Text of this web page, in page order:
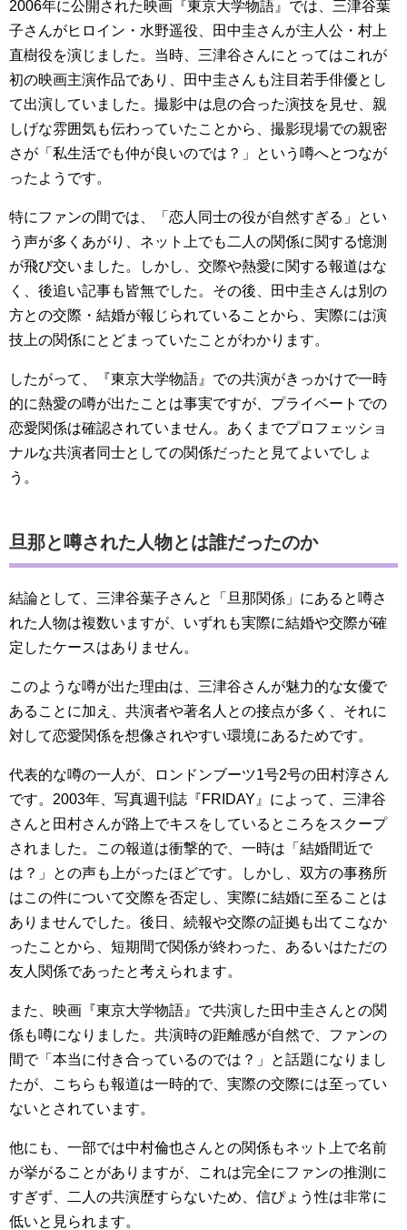
2006年に公開された映画『東京大学物語』では、三津谷葉
子さんがヒロイン・水野遥役、田中圭さんが主人公・村上
直樹役を演じました。当時、三津谷さんにとってはこれが
初の映画主演作品であり、田中圭さんも注目若手俳優とし
て出演していました。撮影中は息の合った演技を見せ、親
しげな雰囲気も伝わっていたことから、撮影現場での親密
さが「私生活でも仲が良いのでは？」という噂へとつなが
ったようです。
特にファンの間では、「恋人同士の役が自然すぎる」とい
う声が多くあがり、ネット上でも二人の関係に関する憶測
が飛び交いました。しかし、交際や熱愛に関する報道はな
く、後追い記事も皆無でした。その後、田中圭さんは別の
方との交際・結婚が報じられていることから、実際には演
技上の関係にとどまっていたことがわかります。
したがって、『東京大学物語』での共演がきっかけで一時
的に熱愛の噂が出たことは事実ですが、プライベートでの
恋愛関係は確認されていません。あくまでプロフェッショ
ナルな共演者同士としての関係だったと見てよいでしょ
う。
旦那と噂された人物とは誰だったのか
結論として、三津谷葉子さんと「旦那関係」にあると噂さ
れた人物は複数いますが、いずれも実際に結婚や交際が確
定したケースはありません。
このような噂が出た理由は、三津谷さんが魅力的な女優で
あることに加え、共演者や著名人との接点が多く、それに
対して恋愛関係を想像されやすい環境にあるためです。
代表的な噂の一人が、ロンドンブーツ1号2号の田村淳さん
です。2003年、写真週刊誌『FRIDAY』によって、三津谷
さんと田村さんが路上でキスをしているところをスクープ
されました。この報道は衝撃的で、一時は「結婚間近で
は？」との声も上がったほどです。しかし、双方の事務所
はこの件について交際を否定し、実際に結婚に至ることは
ありませんでした。後日、続報や交際の証拠も出てこなか
ったことから、短期間で関係が終わった、あるいはただの
友人関係であったと考えられます。
また、映画『東京大学物語』で共演した田中圭さんとの関
係も噂になりました。共演時の距離感が自然で、ファンの
間で「本当に付き合っているのでは？」と話題になりまし
たが、こちらも報道は一時的で、実際の交際には至ってい
ないとされています。
他にも、一部では中村倫也さんとの関係もネット上で名前
が挙がることがありますが、これは完全にファンの推測に
すぎず、二人の共演歴すらないため、信ぴょう性は非常に
低いと見られます。